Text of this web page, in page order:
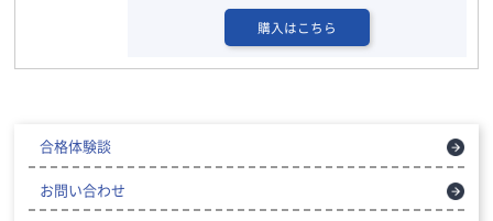
購入はこちら
合格体験談
お問い合わせ